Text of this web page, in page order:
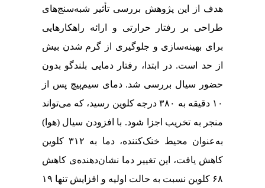
هدف از این پژوهش بررسی تأثیر شبه‌سنج‌های
طراحی بر رفتار حرارتی و ارائه راهکارهایی
برای بهینه‌سازی و جلوگیری از گرم شدن بیش
‌از حد است. در ابتدا، رفتار دمایی بلندگو بدون
حضور سیال بررسی شد. دمای سیم‌پیچ پس از
۱۰ دقیقه به ۳۸۰ درجه کلوین رسید، که می‌تواند
منجر به تخریب اجزا شود. با افزودن سیال (هوا)
به‌عنوان محیط خنک‌کننده، دما به ۳۱۲ کلوین
کاهش یافت، این تغییر دما نشان‌دهنده‌ی کاهش
۶۸ کلوین نسبت به حالت اولیه و افزایش تنها ۱۹